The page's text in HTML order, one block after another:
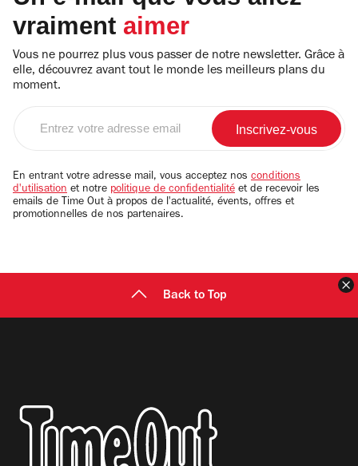
vraiment aimer
Vous ne pourrez plus vous passer de notre newsletter. Grâce à
elle, découvrez avant tout le monde les meilleurs plans du
moment.
email
En entrant votre adresse mail, vous acceptez nos conditions
d'utilisation et notre politique de confidentialité et de recevoir les
emails de Time Out à propos de l'actualité, évents, offres et
promotionnelles de nos partenaires.
Back to Top